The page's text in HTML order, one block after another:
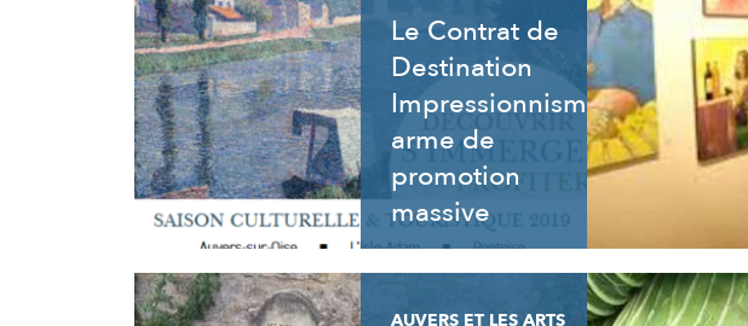
Le Contrat de
Destination
Impressionnisme,
arme de
promotion
massive
AUVERS ET LES ARTS